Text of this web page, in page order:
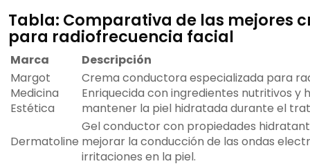
Tabla: Comparativa de las mejores
para radiofrecuencia facial
Marca
Descripción
Margot
Medicina
Estética
Crema conductora especializada para
Enriquecida con ingredientes nutritivos y
mantener la piel hidratada durante el
Dermatoline
Gel conductor con propiedades
mejorar la conducción de las ondas
irritaciones en la piel.